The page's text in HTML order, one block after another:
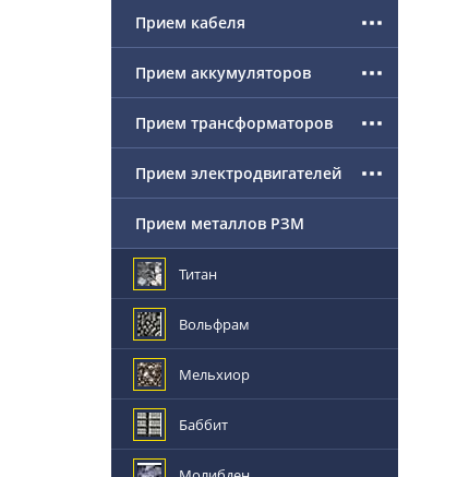
Прием кабеля
Прием аккумуляторов
Прием трансформаторов
Прием электродвигателей
Прием металлов РЗМ
Титан
Вольфрам
Мельхиор
Баббит